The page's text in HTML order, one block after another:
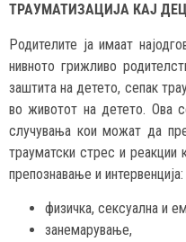
ТРАУМАТИЗАЦИЈА КАЈ
Родителите ја имаат
нивното грижливо
заштита на детето, сепак
во животот на детето. Ова
случувања кои можат да
трауматски стрес и реакции
препознавање и интервенција:
физичка, сексуална и
занемарување,